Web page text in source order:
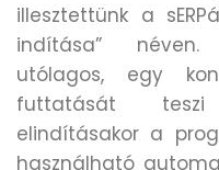
illesztettünk a
indítása” néven.
utólagos, egy
futtatását
elindításakor a
használható